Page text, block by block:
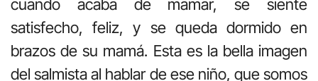
cuando acaba de mamar, se siente
satisfecho, feliz, y se queda dormido en
brazos de su mamá. Esta es la bella imagen
del salmista al hablar de ese niño, que somos